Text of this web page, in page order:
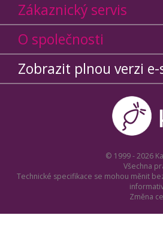
Zákaznický servis
O společnosti
Zobrazit plnou verzi
© 1999 - 2026
Všechna
Technické specifikace se mohou měnit
Změna